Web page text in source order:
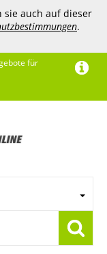
sie auch auf dieser
.
für